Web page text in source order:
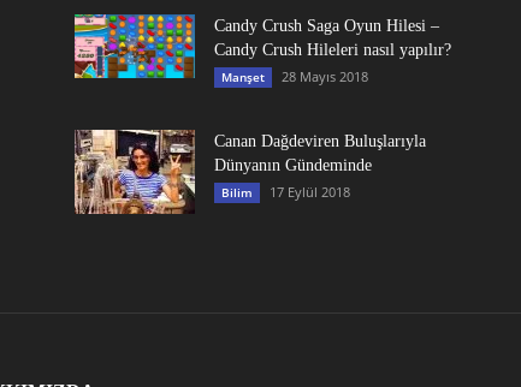
Candy Crush Saga Oyun Hilesi –
Candy Crush Hileleri nasıl yapılır?
Manşet 28 Mayıs 2018
Canan Dağdeviren Buluşlarıyla
Dünyanın Gündeminde
Bilim 17 Eylül 2018